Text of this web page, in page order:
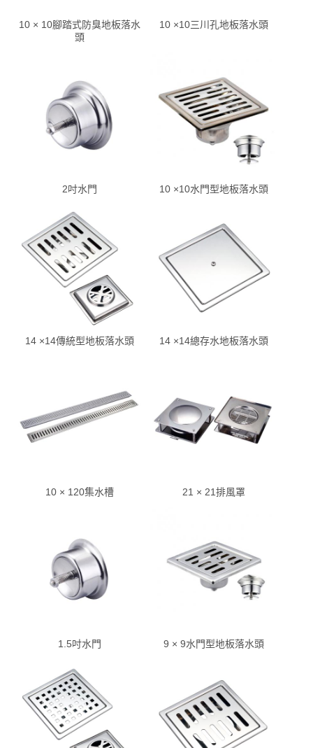
10 × 10腳踏式防臭地板落水
頭
10 ×10三川孔地板落水頭
2吋水門 10 ×10水門型地板落水頭
14 ×14傳統型地板落水頭 14 ×14總存水地板落水頭
10 × 120集水槽 21 × 21排風罩
1.5吋水門 9 × 9水門型地板落水頭